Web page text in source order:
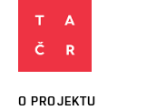
O PROJEKTU